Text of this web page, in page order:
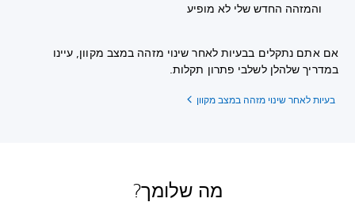
והמזהה החדש שלי לא מופיע
אם אתם נתקלים בבעיות לאחר שינוי מזהה במצב מקוון, עיינו
במדריך שלהלן לשלבי פתרון תקלות.
בעיות לאחר שינוי מזהה במצב מקוון
מה שלומך?